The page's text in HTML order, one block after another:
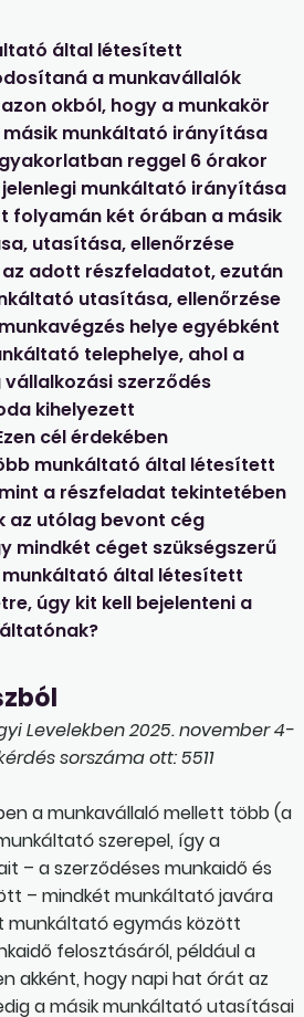
által létesített
a munkavállalók
okból, hogy a munkakör
munkáltató irányítása
reggel 6 órakor
munkáltató irányítása
folyamán két órában a másik
utasítása, ellenőrzése
az adott részfeladatot, ezután
utasítása, ellenőrzése
helye egyébként
telephelye, ahol a
szerződés
kihelyezett
cél érdekében
munkáltató által létesített
a részfeladat tekintetében
az utólag bevont cég
mindkét céget szükségszerű
munkáltató által létesített
úgy kit kell bejelenteni a
Levelekben 2025. november 4-
sorszáma ott: 5511
a munkavállaló mellett több (a
szerepel, így a
– a szerződéses munkaidő és
– mindkét munkáltató javára
munkáltató egymás között
felosztásáról, például a
akként, hogy napi hat órát az
a másik munkáltató utasításai